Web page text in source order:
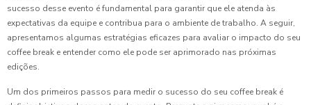
sucesso desse evento é fundamental para garantir que ele atenda às
expectativas da equipe e contribua para o ambiente de trabalho. A seguir,
apresentamos algumas estratégias eficazes para avaliar o impacto do seu
coffee break e entender como ele pode ser aprimorado nas próximas
edições.
Um dos primeiros passos para medir o sucesso do seu coffee break é